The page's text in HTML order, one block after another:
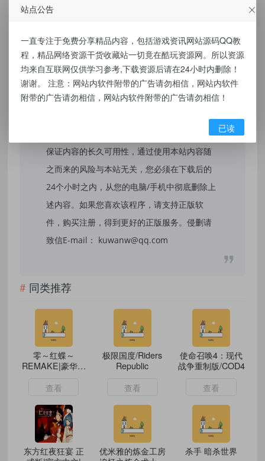
免责声明：
本站提供的资源，都来自网络，版权争议与本
站无关，所有内容及软件的文章仅限用于学习
法用途，否则，一切后果请用户自负，我们不
保证内容的长久可用性，通过使用本站内容随
之而来的风险与本站无关，您必须在下载后的
24个小时之内，从您的电脑/手机中彻底删除上
述内容。如果您喜欢该程序，请支持正版软
件，购买注册，得到更好的正版服务。侵删请
致信E-mail： kuwanw@qq.com
同类推荐
零～红蝶～
REMAKE|豪华中
查看
极限国度/Riders
Republic
查看
使命召唤4：现代
战争重制版/COD4
查看
东方红夜狂宴 正
优米雅的炼金工房
杀手 暗杀世界
站点公告
一直专注于免费分享精品内容，包括游戏资讯网站源码QQ教
程，精品网络资源干货收藏站一切竟在酷玩资源网。所以资源
均来自互联网仅供学习参考,下载资源后请在24小时内删除！
谢谢。 注意：网站内软件附带的广告请勿相信，网站内软件
附带的广告请勿相信，网站内软件附带的广告请勿相信！
已读